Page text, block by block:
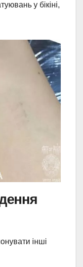
у бікіні,
інші